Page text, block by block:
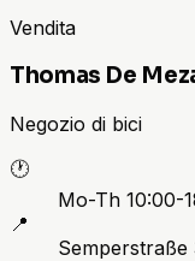
Vendita
Thomas De
Negozio di bici
🕐
Mo-Th 10:00-
📍
Semperstraße